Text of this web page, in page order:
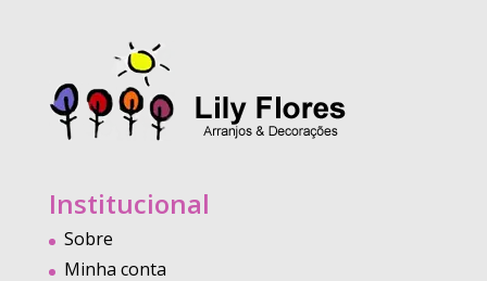
Institucional
Sobre
Minha conta